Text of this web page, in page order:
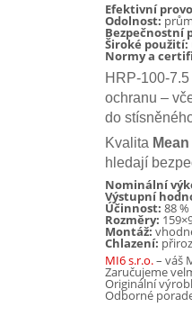
Efektivní
Odolnost:
Bezpečnostní
Široké použití:
Normy a
HRP-100-
ochranu –
do
Kvalita Mean
hledají
Nominální
Výstupní
Účinnost: 88 %
Rozměry:
Montáž:
Chlazení:
MI6 s.r.o.– váš
Zaručujeme
Originální
Odborné